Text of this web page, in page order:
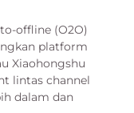
offline (O2O)
platform
Xiaohongshu
lintas channel
dalam dan